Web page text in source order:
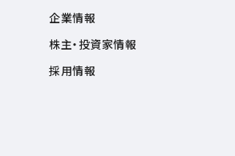
企業情報
株主・投資家情報
採用情報